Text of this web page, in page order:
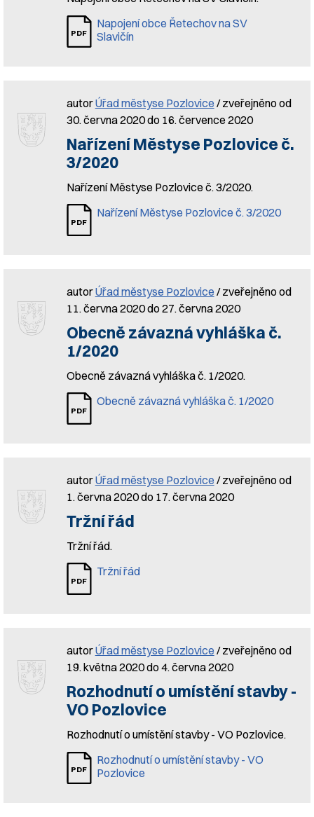
Napojení obce Řetechov na SV
Slavičín
autorÚřad městyse Pozlovice / zveřejněno od
30. června 2020 do 16. července 2020
Nařízení Městyse Pozlovice č.
3/2020
Nařízení Městyse Pozlovice č. 3/2020.
Nařízení Městyse Pozlovice č. 3/2020
autorÚřad městyse Pozlovice / zveřejněno od
11. června 2020 do 27. června 2020
Obecně závazná vyhláška č.
1/2020
Obecně závazná vyhláška č. 1/2020.
Obecně závazná vyhláška č. 1/2020
autorÚřad městyse Pozlovice / zveřejněno od
1. června 2020 do 17. června 2020
Tržní řád
Tržní řád.
Tržní řád
autorÚřad městyse Pozlovice / zveřejněno od
19. května 2020 do 4. června 2020
Rozhodnutí o umístění stavby -
VO Pozlovice
Rozhodnutí o umístění stavby - VO Pozlovice.
Rozhodnutí o umístění stavby - VO
Pozlovice